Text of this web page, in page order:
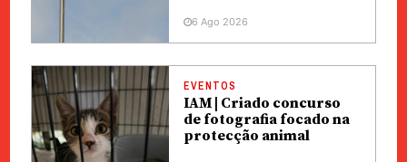
6 Ago 2026
EVENTOS
IAM | Criado concurso
de fotografia focado na
protecção animal